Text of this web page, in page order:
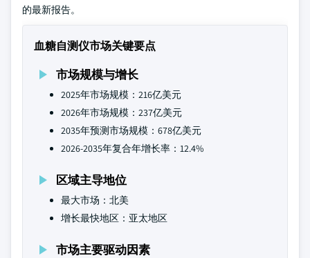
的最新报告。
血糖自测仪市场关键要点
市场规模与增长
2025年市场规模：216亿美元
2026年市场规模：237亿美元
2035年预测市场规模：678亿美元
2026-2035年复合年增长率：12.4%
区域主导地位
最大市场：北美
增长最快地区：亚太地区
市场主要驱动因素